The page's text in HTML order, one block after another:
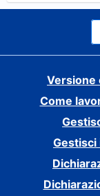
Versione
Come